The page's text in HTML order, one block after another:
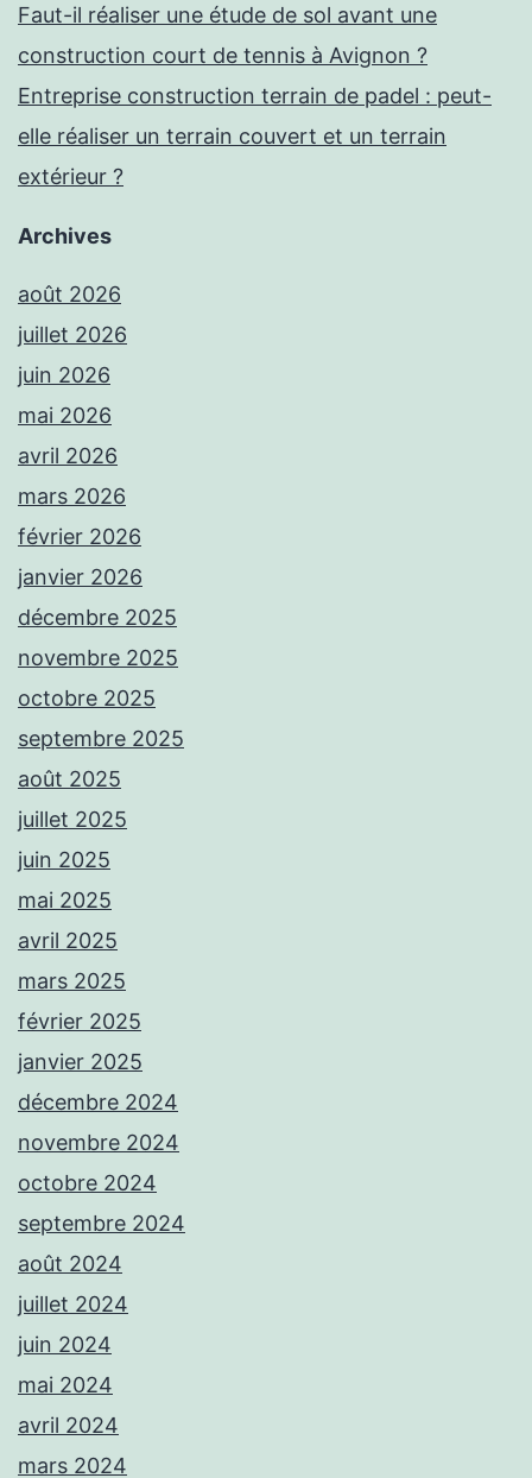
Faut-il réaliser une étude de sol avant une
construction court de tennis à Avignon ?
Entreprise construction terrain de padel : peut-
elle réaliser un terrain couvert et un terrain
extérieur ?
Archives
août 2026
juillet 2026
juin 2026
mai 2026
avril 2026
mars 2026
février 2026
janvier 2026
décembre 2025
novembre 2025
octobre 2025
septembre 2025
août 2025
juillet 2025
juin 2025
mai 2025
avril 2025
mars 2025
février 2025
janvier 2025
décembre 2024
novembre 2024
octobre 2024
septembre 2024
août 2024
juillet 2024
juin 2024
mai 2024
avril 2024
mars 2024